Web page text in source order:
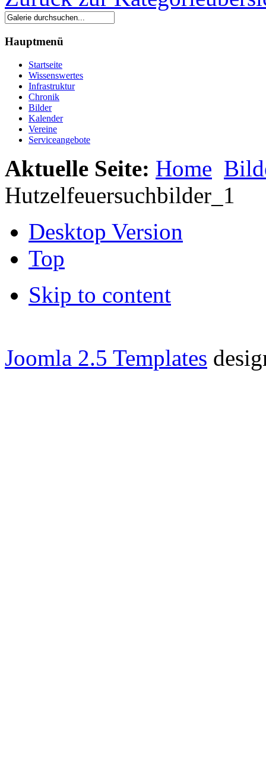
Hauptmenü
Startseite
Wissenswertes
Infrastruktur
Chronik
Bilder
Kalender
Vereine
Serviceangebote
Aktuelle Seite: Home
Hutzelfeuersuchbilder_1
Desktop Version
Top
Skip to content
Joomla 2.5 Templates